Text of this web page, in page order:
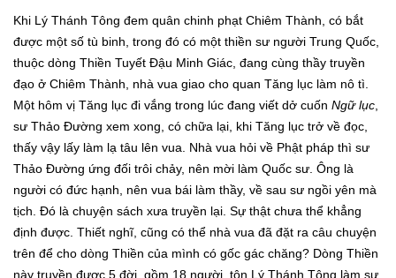
Khi Lý Thánh Tông đem quân chinh phạt Chiêm Thành, có bắt
được một số tù binh, trong đó có một thiền sư người Trung Quốc,
thuộc dòng Thiền Tuyết Đậu Minh Giác, đang cùng thầy truyền
đạo ở Chiêm Thành, nhà vua giao cho quan Tăng lục làm nô tì.
Một hôm vị Tăng lục đi vắng trong lúc đang viết dở cuốn Ngữ lục
sư Thảo Đường xem xong, có chữa lại, khi Tăng lục trở về đọc,
thấy vậy lấy làm lạ tâu lên vua. Nhà vua hỏi về Phật pháp thì sư
Thảo Đường ứng đối trôi chảy, nên mời làm Quốc sư. Ông là
người có đức hạnh, nên vua bái làm thầy, về sau sư ngồi yên mà
tịch. Đó là chuyện sách xưa truyền lại. Sự thật chưa thể khẳng
định được. Thiết nghĩ, cũng có thể nhà vua đã đặt ra câu chuyện
trên để cho dòng Thiền của mình có gốc gác chăng? Dòng Thiền
này truyền được 5 đời, gồm 18 người, tôn Lý Thánh Tông làm sư